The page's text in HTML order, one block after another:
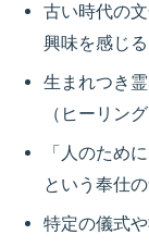
古い時代の
興味を感じる
生まれつき
（ヒーリン
「人のため
という奉仕
特定の儀式